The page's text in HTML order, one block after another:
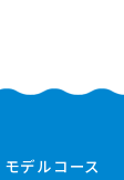
モデルコース